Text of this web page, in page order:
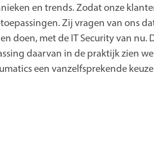
en trends. Zodat onze
Zij vragen van ons
doen, met de IT Security van nu.
daarvan in de praktijk zien
een vanzelfsprekende